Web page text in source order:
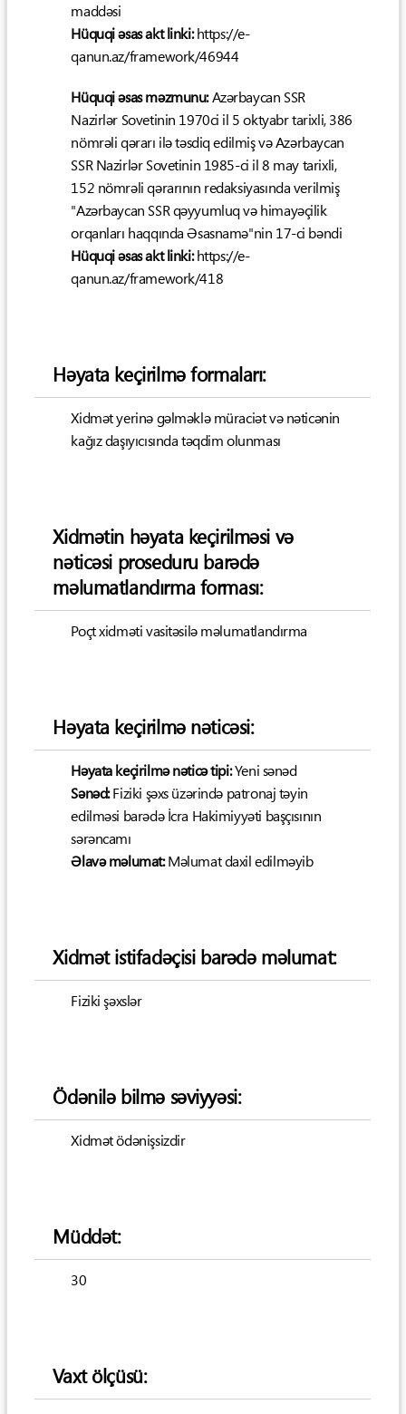
maddəsi
Hüquqi əsas akt linki:https://e-
qanun.az/framework/46944
Hüquqi əsas məzmunu:Azərbaycan SSR
Nazirlər Sovetinin 1970ci il 5 oktyabr tarixli, 386
nömrəli qərarı ilə təsdiq edilmiş və Azərbaycan
SSR Nazirlər Sovetinin 1985-ci il 8 may tarixli,
152 nömrəli qərarının redaksiyasında verilmiş
"Azərbaycan SSR qəyyumluq və himayəçilik
orqanları haqqında Əsasnamə"nin 17-ci bəndi
Hüquqi əsas akt linki:https://e-
qanun.az/framework/418
Həyata keçirilmə formaları:
Xidmət yerinə gəlməklə müraciət və nəticənin
kağız daşıyıcısında təqdim olunması
Xidmətin həyata keçirilməsi və
nəticəsi proseduru barədə
məlumatlandırma forması:
Poçt xidməti vasitəsilə məlumatlandırma
Həyata keçirilmə nəticəsi:
Həyata keçirilmə nəticə tipi:Yeni sənəd
Sənəd:Fiziki şəxs üzərində patronaj təyin
edilməsi barədə İcra Hakimiyyəti başçısının
sərəncamı
Əlavə məlumat:Məlumat daxil edilməyib
Xidmət istifadəçisi barədə məlumat:
Fiziki şəxslər
Ödənilə bilmə səviyyəsi:
Xidmət ödənişsizdir
Müddət:
30
Vaxt ölçüsü: